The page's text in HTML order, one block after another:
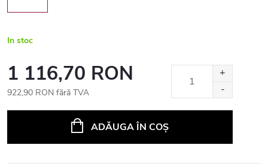
In stoc
1 116,70 RON
922,90 RON fără TVA
ADĂUGA ÎN COŞ